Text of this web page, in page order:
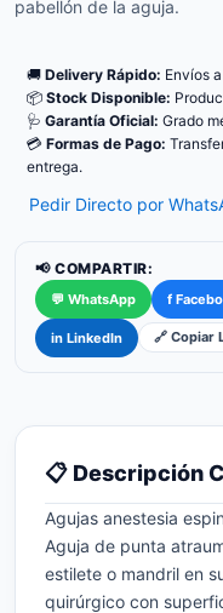
pabellón de la aguja.
🚚 Delivery Rápido: Envíos
📦 Stock Disponible:
🩺 Garantía Oficial: Grado
💳 Formas de Pago:
entrega.
Pedir Directo por
📢 COMPARTIR:
💬 WhatsApp f
in LinkedIn 🔗 Copiar
📋 Descripción
Agujas anestesia
Aguja de punta
estilete o mandril en
quirúrgico con